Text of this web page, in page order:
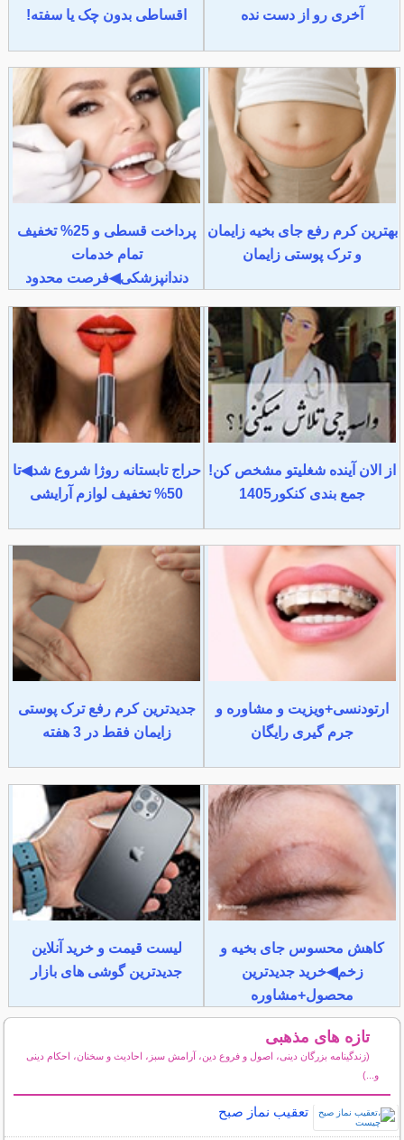
آخری رو از دست نده اقساطی بدون چک یا سفته!
بهترین کرم رفع جای بخیه زایمان
و ترک پوستی زایمان
پرداخت قسطی و 25% تخفیف
تمام خدمات
دندانپزشکی◀فرصت محدود
از الان آینده شغلیتو مشخص کن!
جمع بندی کنکور1405
حراج تابستانه روژا شروع شد◀تا
50% تخفیف لوازم آرایشی
ارتودنسی+ویزیت و مشاوره و
جرم گیری رایگان
جدیدترین کرم رفع ترک پوستی
زایمان فقط در 3 هفته
کاهش محسوس جای بخیه و
زخم◀خرید جدیدترین
محصول+مشاوره
لیست قیمت و خرید آنلاین
جدیدترین گوشی های بازار
تازه های مذهبی
(زندگینامه بزرگان دینی، اصول و فروع دین، آرامش سبز، احادیث و سخنان، احکام دینی
و...)
تعقیب نماز صبح